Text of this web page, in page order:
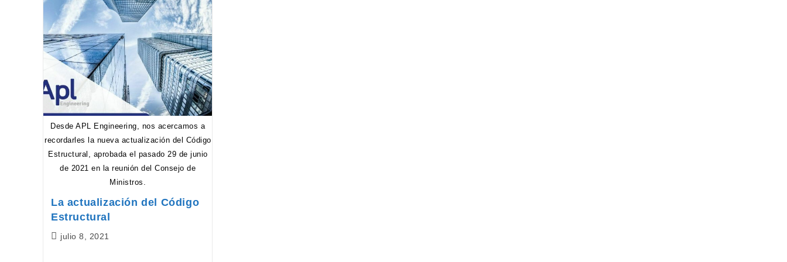
Desde APL Engineering, nos acercamos a
recordarles la nueva actualización del Código
Estructural, aprobada el pasado 29 de junio
de 2021 en la reunión del Consejo de
Ministros.
La actualización del Código
Estructural
Publicación
julio 8, 2021